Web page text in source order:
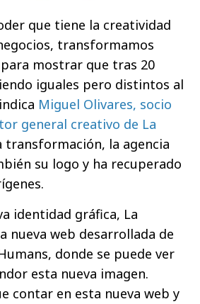
que tiene la creatividad
transformamos
mostrar que tras 20
iguales pero distintos al
Miguel Olivares, socio
general creativo de La
transformación, la agencia
su logo y ha recuperado
identidad gráfica, La
nueva web desarrollada de
donde se puede ver
esta nueva imagen.
contar en esta nueva web y